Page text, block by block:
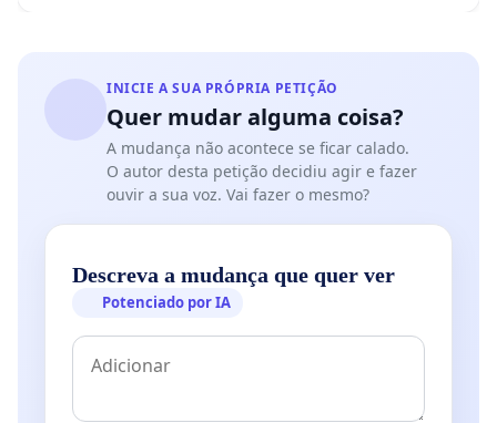
INICIE A SUA PRÓPRIA PETIÇÃO
Quer mudar alguma coisa?
A mudança não acontece se ficar calado.
O autor desta petição decidiu agir e fazer
ouvir a sua voz. Vai fazer o mesmo?
Descreva a mudança que quer ver
Potenciado por IA